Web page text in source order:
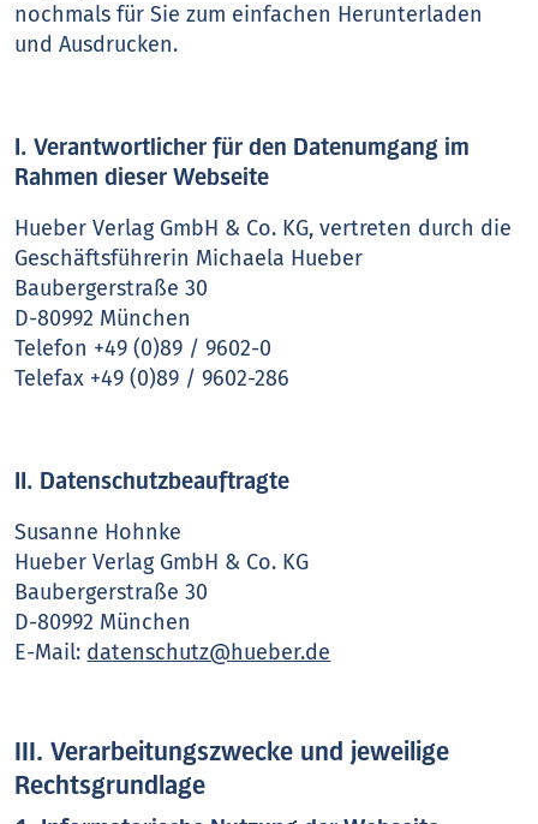
nochmals für Sie zum einfachen Herunterladen
und Ausdrucken.
I. Verantwortlicher für den Datenumgang im
Rahmen dieser Webseite
Hueber Verlag GmbH & Co. KG, vertreten durch die
Geschäftsführerin Michaela Hueber
Baubergerstraße 30
D-80992 München
Telefon +49 (0)89 / 9602-0
Telefax +49 (0)89 / 9602-286
II. Datenschutzbeauftragte
Susanne Hohnke
Hueber Verlag GmbH & Co. KG
Baubergerstraße 30
D-80992 München
E-Mail: datenschutz@hueber.de
III. Verarbeitungszwecke und jeweilige
Rechtsgrundlage